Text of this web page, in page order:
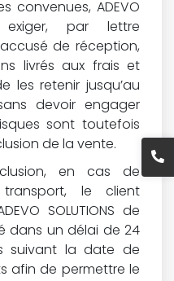
convenues, ADEVO
exiger, par lettre
de réception,
livrés aux frais et
les retenir jusqu’au
devoir engager
sont toutefois
de la vente.
en cas de
le client
SOLUTIONS de
dans un délai de 24
suivant la date de
afin de permettre le